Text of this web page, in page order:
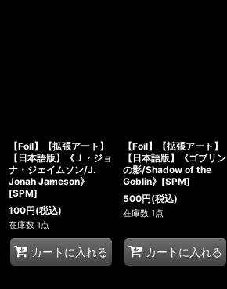
【Foil】【拡張アート】
【日本語版】《Ｊ・ジョ
ナ・ジェイムソン/J.
Jonah Jameson》
[SPM]
100円(税込)
在庫数 1点
カートに入れる
【Foil】【拡張アート】
【日本語版】《ゴブリン
の影/Shadow of the
Goblin》[SPM]
500円(税込)
在庫数 1点
カートに入れる